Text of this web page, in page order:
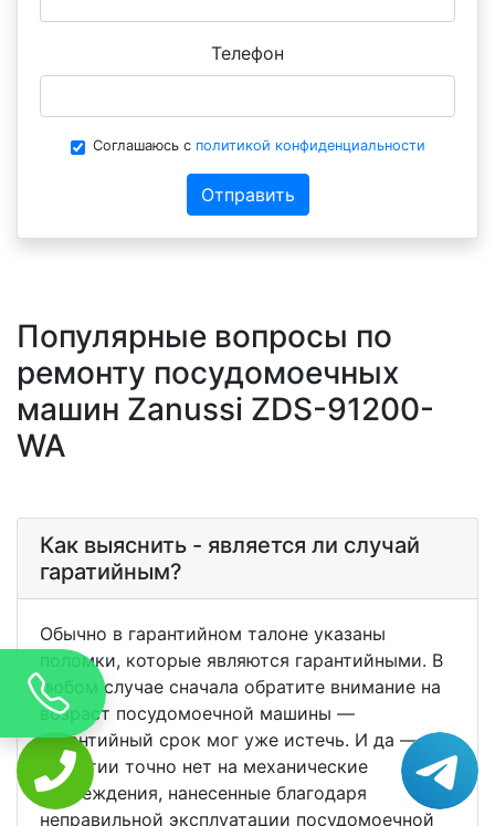
Телефон
Соглашаюсь с политикой конфиденциальности
Отправить
Популярные вопросы по
ремонту посудомоечных
машин Zanussi ZDS-91200-
WA
Как выяснить - является ли случай
гаратийным?
Обычно в гарантийном талоне указаны
поломки, которые являются гарантийными. В
любом случае сначала обратите внимание на
возраст посудомоечной машины —
гарантийный срок мог уже истечь. И да —
гарантии точно нет на механические
повреждения, нанесенные благодаря
неправильной эксплуатации посудомоечной